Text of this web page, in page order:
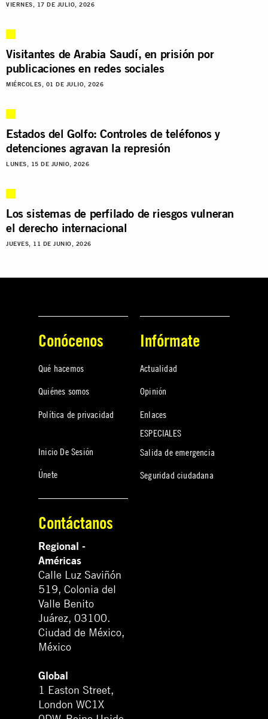
VIERNES, 17 DE JULIO, 2026
Visitantes de Arabia Saudí, en prisión por
publicaciones en redes sociales
MIÉRCOLES, 01 DE JULIO, 2026
Estados del Golfo: Controles de teléfonos y
detenciones agravan la represión
LUNES, 15 DE JUNIO, 2026
Los sistemas de perfilado de riesgos vulneran
el derecho internacional
JUEVES, 11 DE JUNIO, 2026
Conócenos
Qué hacemos
Quiénes somos
Política de privacidad
Inicio De Sesión
Únete
Infórmate
Actualidad
Opinión
Enlaces
ESPECIALES
Salida de emergencia
Seguridad ciudadana
Contáctanos
Regional -
Américas
Calle Luz Saviñón
519, Colonia del
Valle Benito
Juárez, 03100.
Ciudad de México,
México
Global
1 Easton Street,
London WC1X